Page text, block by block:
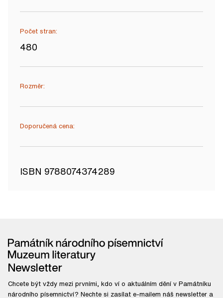
Počet stran:
480
Rozměr:
Doporučená cena:
ISBN 9788074374289
Newsletter
Chcete být vždy mezi prvními, kdo ví o aktuálním dění v Památníku
národního písemnictví? Nechte si zasílat e-mailem náš newsletter a